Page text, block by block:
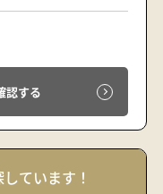
認する
ています！